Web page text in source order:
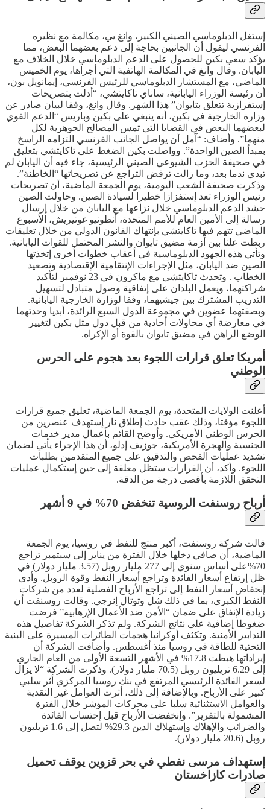
إستغل الدبلوماسي الصيني الكبير، وانغ يي، مكالمة مع نظيره
الفرنسي ليقول أن الجانبين بحاجة إلى دعم بعضهما البعض، مما
يؤكد سعي بكين للحصول على الدعم الدبلوماسي خلال الخلاف مع
اليابان. وقال وانغ في المكالمة الهاتفية التي أجراها، يوم الخميس
الماضي، مع المستشار الدبلوماسي للرئيس الفرنسي، إيمانويل بون،
أن رئيسة الوزراء اليابانية، ساناي تاكايتشي، “أدلت بتصريحات
إستفزازية تتعلق بتايوان” هذا الشهر. وقال وانغ، وفقا لبيان صادر عن
وزارة الخارجية في بكين، أنه ينبغي على بكين وباريس “الدعم القوي
لبعضهما البعض في القضايا التي تمس المصالح الجوهرية لكل
منهما”. وأضاف: “آمل أن يواصل الجانب الفرنسي التزامه الراسخ
بمبدأ الصين الواحدة”. وواصلت بكين الضغط على تاكايتشي بتعليق
في صحيفة الحزب الشيوعي الصيني الرئيسية، جاء فيه أن اليابان لم
تبدي ندما بعد، وما زالت ترفض التراجع عن تصريحاتها “الخاطئة”.
وذكرت صحيفة الشعب اليومية، يوم الجمعة الماضية، أن تصريحات
رئيس الوزراء تعد إستفزازا خطيرا لسيادة الصين. وحاولت الصين
حشد الدعم الدبلوماسي خلال نزاعها مع اليابان من خلال إرسال
رسالة إلى الأمين العام للأمم المتحدة، أنطونيو غوتيريش، الأسبوع
الماضي تتهم فيها تاكايتشي بإنتهاك القانون الدولي من خلال تعليقات
ربطت علنا بين أزمة مضيق تايوان والنشر المحتمل للقوات اليابانية.
وتأتي هذه الجهود الدبلوماسية في أعقاب خطوات أخرى إتخذتها
الصين ضد اليابان، مثل الإجراءات الإنتقامية الإقتصادية وتصعيد
الخطاب . وتحدث تاكايتشي مع ماكرون في 23 نوفمبر لتأكيد
شراكتهما، ويعمل البلدان على إتفاقية وصول متبادل لتسهيل
التدريب المشترك بين جيشيهما، وفقا لوزارة الخارجية اليابانية.
وبصفتهما عضوين في مجموعة الدول السبع الرائدة، أبديا وحدتهما
في معارضة أي محاولات أحادية من قبل دول مثل بكين لتغيير
الوضع الراهن في مضيق تايوان بالقوة أو الإكراه.
أمريكا تعلق قرارات اللجوء بعد هجوم على الحرس
الوطني
أعلنت الولايات المتحدة، يوم الجمعة الماضية، تعليق جميع قرارات
اللجوء مؤقتا، وذلك عقب حادث إطلاق نار إستهدف عنصرين من
الحرس الوطني الأمريكي. وأوضح القائم بأعمال مدير خدمات
الجنسية والهجرة الأمريكية، جوزيف إدلو، أن هذا الإجراء يأتي لضمان
تشديد عمليات الفحص والتدقيق على جميع المتقدمين بطلبات
اللجوء. وأكد، أن القرارات ستظل معلقة إلى حين إستكمال عمليات
التحقق اللازمة بأقصى درجة من الدقة.
أرباح روسنفت الروسية تنخفض 70% في 9 أشهر
قالت شركة روسنفت، أكبر منتج للنفط في روسيا، يوم الجمعة
الماضية، أن صافي دخلها خلال الفترة من يناير إلى سبتمبر تراجع
70%على أساس سنوي إلى 277 مليار روبل (3.57 مليار دولار) في
ظل إرتفاع أسعار الفائدة وتراجع أسعار النفط وقوة الروبل. وأدى
إنخفاض أسعار النفط إلى تراجع الأرباح الفصلية لعدد من شركات
النفط الكبرى، بما في ذلك شل وتوتال إنرجي. وقالت روسنفت أن
زيادة الإنفاق على ضمان “الأمن ضد الأعمال الإرهابية” فرضت
ضغوطا إضافية على نتائج الشركة. ولم تذكر الشركة تفاصيل هذه
التدابير الأمنية. وتكثف أوكرانيا هجمات الطائرات المسيرة على البنية
التحتية للطاقة في روسيا منذ أغسطس. وأضافت الشركة أن
إيراداتها هبطت 17.8% في الأشهر التسعة الأولى من العام الجاري
إلى 6.29 تريليون روبل (70.5 مليار دولار). وذكرت الشركة “لا يزال
لسعر الفائدة الرئيسي المرتفع في بنك روسيا المركزي أثر سلبي
كبير على الأرباح. وبالإضافة إلى ذلك، أثرت العوامل غير النقدية
والعوامل الاستثنائية سلبا على محركات المؤشر خلال الفترة
المشمولة بالتقرير”. وإنخفضت الأرباح قبل إحتساب الفائدة
والضرائب والإهلاك وإستهلاك الدين 29.3% لتصل إلى 1.6 تريليون
روبل (20.6 مليار دولار).
إستهداف مرسى نفطي في بحر قزوين يوقف تحميل
صادرات كازاخستان